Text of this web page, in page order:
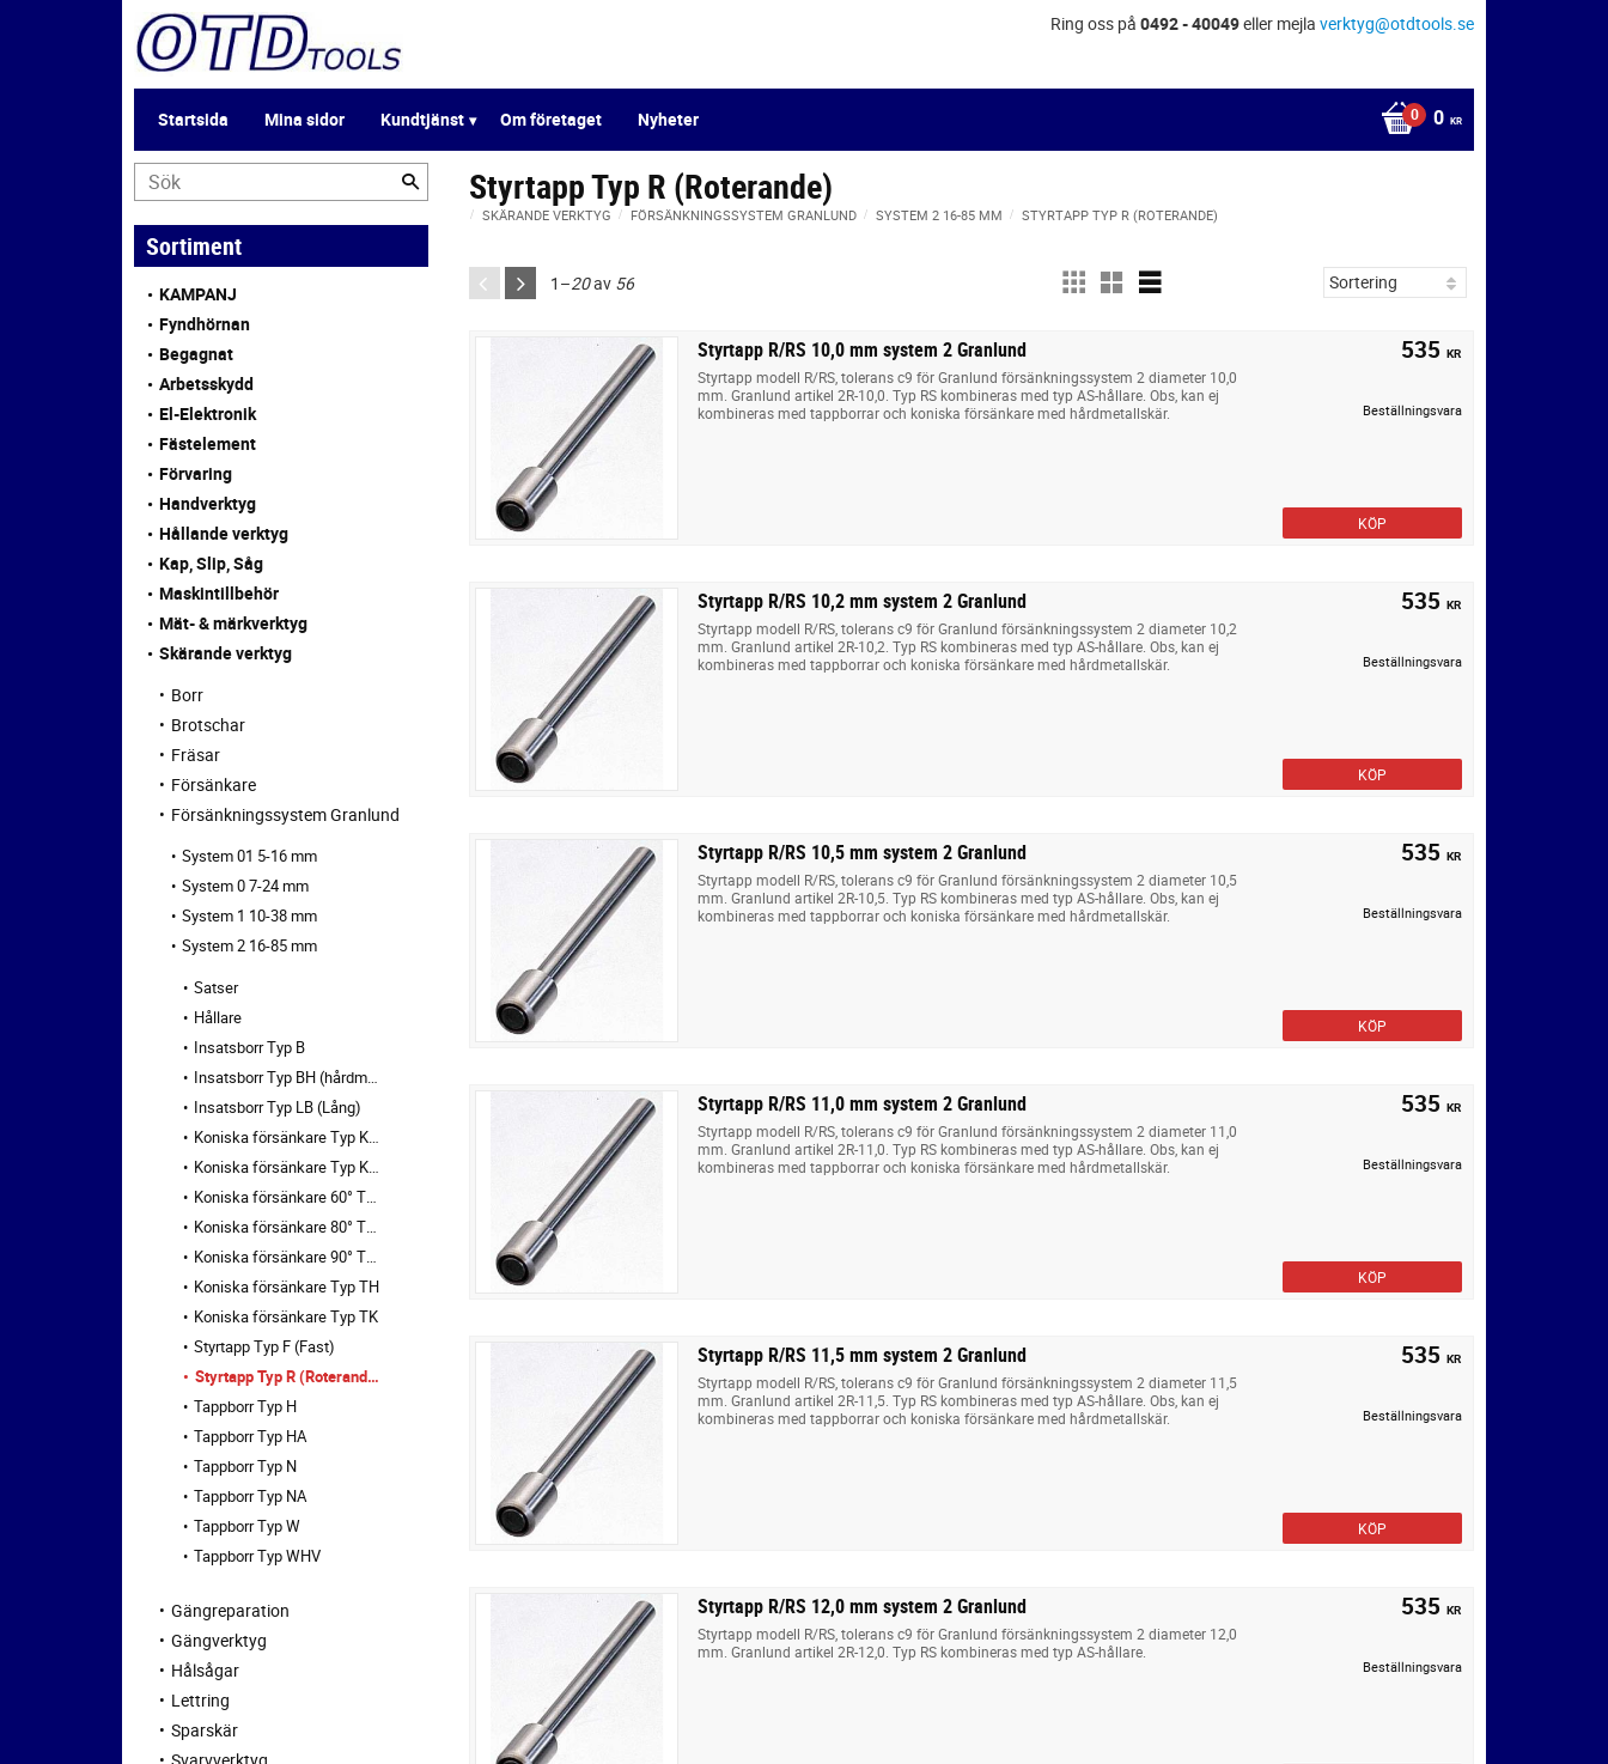
Ring oss på 0492 - 40049eller mejla verktyg@otdtools.se
Startsida Mina sidor Kundtjänst Om företaget Nyheter 0 KR
Styrtapp Typ R (Roterande)
SKÄRANDE VERKTYG FÖRSÄNKNINGSSYSTEM GRANLUND SYSTEM 2 16-85 MM STYRTAPP TYP R (ROTERANDE)
1–20av 56
Styrtapp R/RS 10,0 mm system 2 Granlund
Styrtapp modell R/RS, tolerans c9 för Granlund försänkningssystem 2 diameter 10,0
mm. Granlund artikel 2R-10,0. Typ RS kombineras med typ AS-hållare. Obs, kan ej
kombineras med tappborrar och koniska försänkare med hårdmetallskär.
535 KR
Beställningsvara
KÖP
Styrtapp R/RS 10,2 mm system 2 Granlund
Styrtapp modell R/RS, tolerans c9 för Granlund försänkningssystem 2 diameter 10,2
mm. Granlund artikel 2R-10,2. Typ RS kombineras med typ AS-hållare. Obs, kan ej
kombineras med tappborrar och koniska försänkare med hårdmetallskär.
535 KR
Beställningsvara
KÖP
Styrtapp R/RS 10,5 mm system 2 Granlund
Styrtapp modell R/RS, tolerans c9 för Granlund försänkningssystem 2 diameter 10,5
mm. Granlund artikel 2R-10,5. Typ RS kombineras med typ AS-hållare. Obs, kan ej
kombineras med tappborrar och koniska försänkare med hårdmetallskär.
535 KR
Beställningsvara
KÖP
Styrtapp R/RS 11,0 mm system 2 Granlund
Styrtapp modell R/RS, tolerans c9 för Granlund försänkningssystem 2 diameter 11,0
mm. Granlund artikel 2R-11,0. Typ RS kombineras med typ AS-hållare. Obs, kan ej
kombineras med tappborrar och koniska försänkare med hårdmetallskär.
535 KR
Beställningsvara
KÖP
Styrtapp R/RS 11,5 mm system 2 Granlund
Styrtapp modell R/RS, tolerans c9 för Granlund försänkningssystem 2 diameter 11,5
mm. Granlund artikel 2R-11,5. Typ RS kombineras med typ AS-hållare. Obs, kan ej
kombineras med tappborrar och koniska försänkare med hårdmetallskär.
535 KR
Beställningsvara
KÖP
Styrtapp R/RS 12,0 mm system 2 Granlund
Styrtapp modell R/RS, tolerans c9 för Granlund försänkningssystem 2 diameter 12,0
mm. Granlund artikel 2R-12,0. Typ RS kombineras med typ AS-hållare.
535 KR
Beställningsvara
Sortiment
KAMPANJ
Fyndhörnan
Begagnat
Arbetsskydd
El-Elektronik
Fästelement
Förvaring
Handverktyg
Hållande verktyg
Kap, Slip, Såg
Maskintillbehör
Mät- & märkverktyg
Skärande verktyg
Borr
Brotschar
Fräsar
Försänkare
Försänkningssystem Granlund
System 01 5-16 mm
System 0 7-24 mm
System 1 10-38 mm
System 2 16-85 mm
Satser
Hållare
Insatsborr Typ B
Insatsborr Typ BH (hårdmetall)
Insatsborr Typ LB (Lång)
Koniska försänkare Typ KV 60°
Koniska försänkare Typ KV 90°
Koniska försänkare 60° Typ T
Koniska försänkare 80° Typ T
Koniska försänkare 90° Typ T
Koniska försänkare Typ TH
Koniska försänkare Typ TK
Styrtapp Typ F (Fast)
Styrtapp Typ R (Roterande)
Tappborr Typ H
Tappborr Typ HA
Tappborr Typ N
Tappborr Typ NA
Tappborr Typ W
Tappborr Typ WHV
Gängreparation
Gängverktyg
Hålsågar
Lettring
Sparskär
Svarvverktyg